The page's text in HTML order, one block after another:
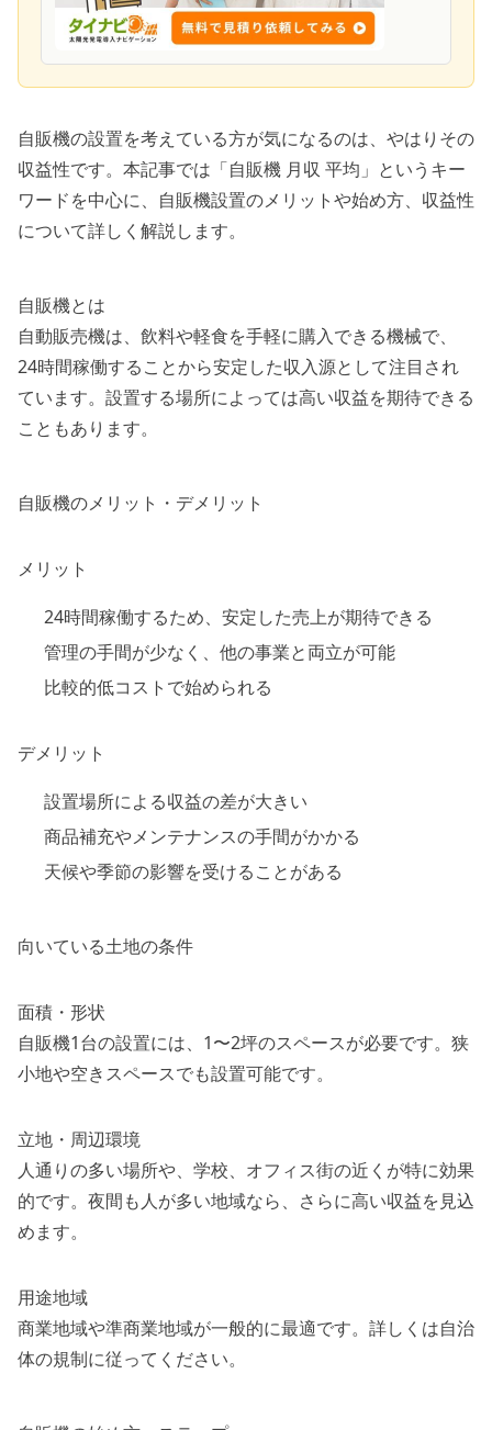
自販機の設置を考えている方が気になるのは、やはりその
収益性です。本記事では「自販機 月収 平均」というキー
ワードを中心に、自販機設置のメリットや始め方、収益性
について詳しく解説します。
自販機とは
自動販売機は、飲料や軽食を手軽に購入できる機械で、
24時間稼働することから安定した収入源として注目され
ています。設置する場所によっては高い収益を期待できる
こともあります。
自販機のメリット・デメリット
メリット
24時間稼働するため、安定した売上が期待できる
管理の手間が少なく、他の事業と両立が可能
比較的低コストで始められる
デメリット
設置場所による収益の差が大きい
商品補充やメンテナンスの手間がかかる
天候や季節の影響を受けることがある
向いている土地の条件
面積・形状
自販機1台の設置には、1〜2坪のスペースが必要です。狭
小地や空きスペースでも設置可能です。
立地・周辺環境
人通りの多い場所や、学校、オフィス街の近くが特に効果
的です。夜間も人が多い地域なら、さらに高い収益を見込
めます。
用途地域
商業地域や準商業地域が一般的に最適です。詳しくは自治
体の規制に従ってください。